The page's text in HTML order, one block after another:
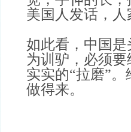
美国人发话，
如此看，中国
为训驴，必须
实实的“拉磨”
做得来。